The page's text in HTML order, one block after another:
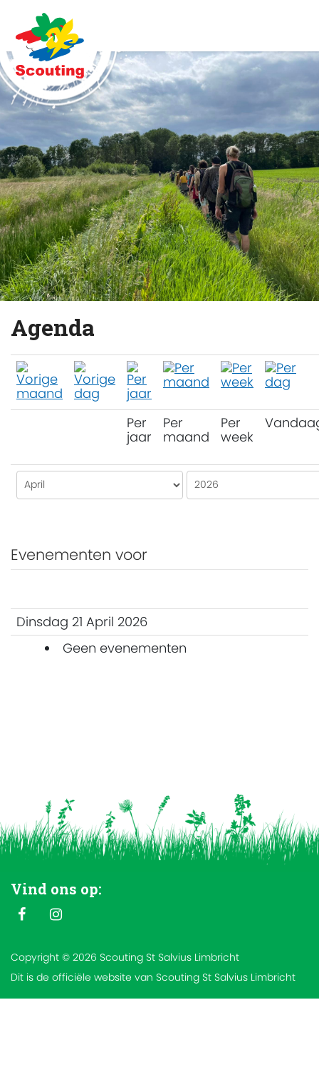
Agenda
Per
jaar
Per
maand
Per
week
Evenementen voor
Dinsdag 21 April 2026
Geen evenementen
Vind ons op:
Copyright © 2026 Scouting St Salvius Limbricht
Dit is de officiële website van Scouting St Salvius Limbricht